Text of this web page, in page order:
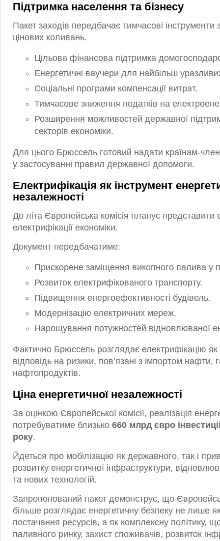
Підтримка населення та бізнесу
Пакет заходів передбачає тимчасові інструменти
цінових коливань.
Цільова фінансова підтримка
Енергетичні ваучери для найбільш
Соціальні програми компенсації витрат.
Тимчасове зниження податків на
Розширення можливостей державної
секторів економіки.
Для цього Брюссель готовий надати країнам-
у застосуванні правил державної допомоги.
Електрифікація як інструмент
незалежності
До літа Європейська комісія планує
електрифікації економіки.
Документ передбачатиме:
Прискорене заміщення викопного палива у
Розвиток електрифікованого транспорту.
Підвищення енергоефективності будівель.
Модернізацію електричних мереж.
Нарощування потужностей відновлюваної
Фактично Брюссель розглядає електрифікацію як
відповідь на ризики, пов’язані з імпортом нафти,
нафтопродуктів.
Ціна енергетичної незалежності
За оцінкою Європейської комісії, реалізація
потребуватиме близько 660 млрд євро
року.
Йдеться про мобілізацію як державного, так і
розвитку енергетичної інфраструктури,
та нових технологій.
Запропонований пакет демонструє, що
більше розглядає енергетичну безпеку не лише
постачання ресурсів, а як комплексну політику,
паливного ринку, захист споживачів, розвиток